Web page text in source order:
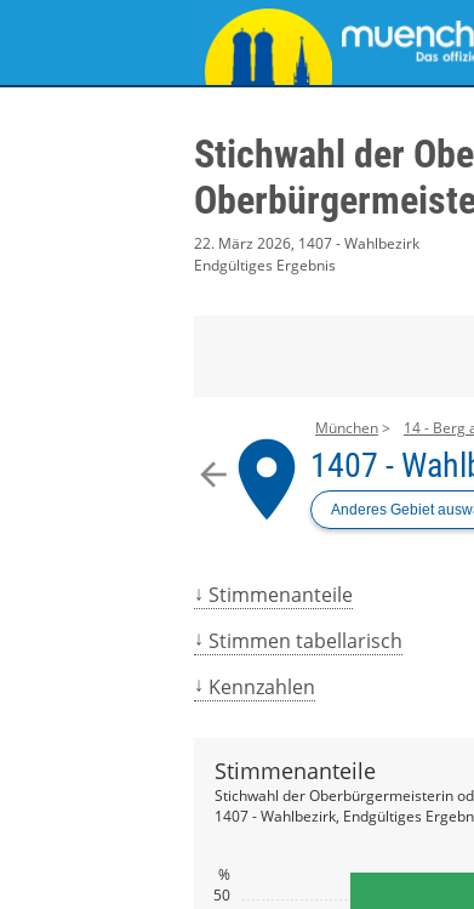
Stichwahl der
22. März 2026, 1407 - Wahlbezirk
Endgültiges Ergebnis
arrow_backplace
München 14 - Berg
1407 -
Anderes Gebiet
Stimmenanteile
Stimmen tabellarisch
Kennzahlen
50
%
Stimmenanteile
Stichwahl der Oberbürgermeisterin
1407 - Wahlbezirk, Endgültiges